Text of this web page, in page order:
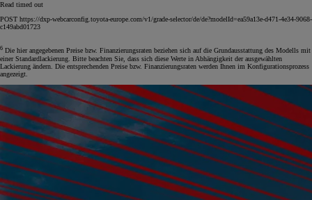
Read timed out
POST https://dxp-webcarconfig.toyota-europe.com/v1/grade-selector/de/de?modelId=ea59a13e-d471-4e34-9068-
c149abd01723
6 Die hier angegebenen Preise bzw. Finanzierungsraten beziehen sich auf die Grundausstattung des Modells mit
einer Standardlackierung. Bitte beachten Sie, dass sich diese Werte in Abhängigkeit der ausgewählten
Lackierung ändern. Die entsprechenden Preise bzw. Finanzierungsraten werden Ihnen im Konfigurationsprozess
angezeigt.